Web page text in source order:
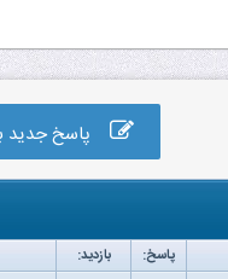
پاسخ جدید
پاسخ: بازدید: